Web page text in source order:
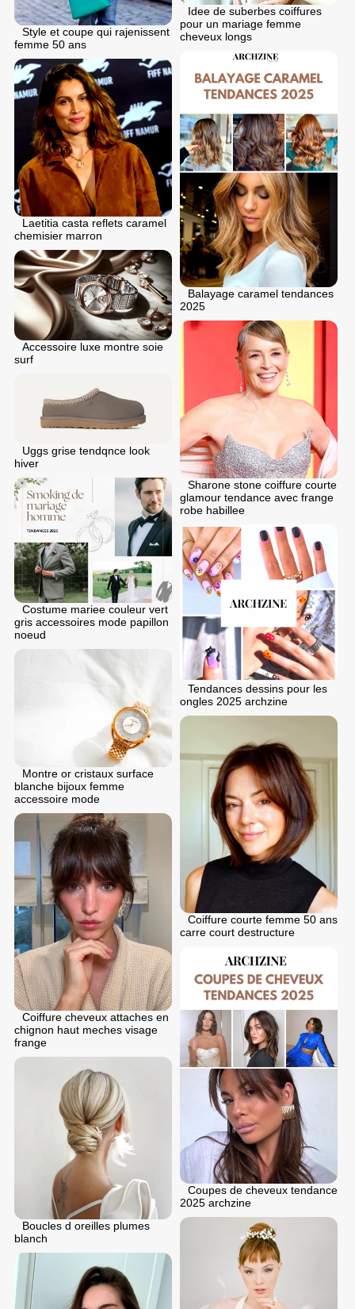
Idee de suberbes coiffures
pour un mariage femme
cheveux longs
Style et coupe qui rajenissent
femme 50 ans
Balayage caramel tendances
2025
Laetitia casta reflets caramel
chemisier marron
Accessoire luxe montre soie
surf
Sharone stone coiffure courte
glamour tendance avec frange
robe habillee
Uggs grise tendqnce look
hiver
Costume mariee couleur vert
gris accessoires mode papillon
noeud
Tendances dessins pour les
ongles 2025 archzine
Montre or cristaux surface
blanche bijoux femme
accessoire mode
Coiffure courte femme 50 ans
carre court destructure
Coiffure cheveux attaches en
chignon haut meches visage
frange
Coupes de cheveux tendance
2025 archzine
Boucles d oreilles plumes
blanch